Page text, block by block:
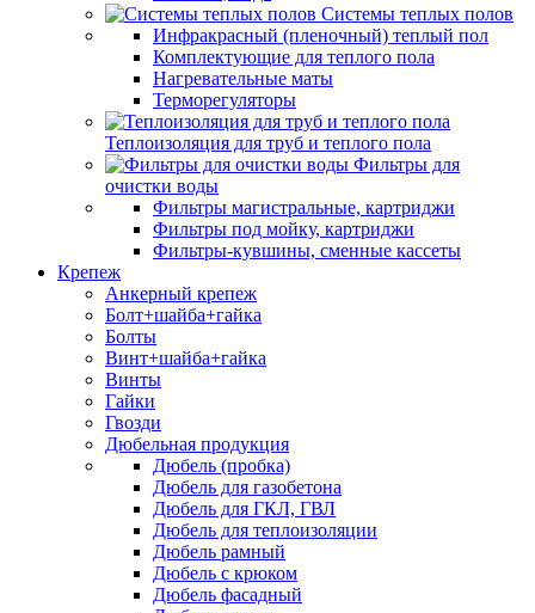
Системы теплых полов
Инфракрасный (пленочный) теплый пол
Комплектующие для теплого пола
Нагревательные маты
Терморегуляторы
Теплоизоляция для труб и теплого пола
Фильтры для
очистки воды
Фильтры магистральные, картриджи
Фильтры под мойку, картриджи
Фильтры-кувшины, сменные кассеты
Крепеж
Анкерный крепеж
Болт+шайба+гайка
Болты
Винт+шайба+гайка
Винты
Гайки
Гвозди
Дюбельная продукция
Дюбель (пробка)
Дюбель для газобетона
Дюбель для ГКЛ, ГВЛ
Дюбель для теплоизоляции
Дюбель рамный
Дюбель с крюком
Дюбель фасадный